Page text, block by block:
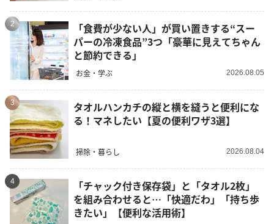
2
「食費が少ない人」が買い置きする“スー
パーの冷凍食品”3つ「豪華に見えてちゃん
と節約できる」
お金・学ぶ 2026.08.05
3
タオルハンカチの縦と横を縫うと便利にな
る！マネしたい【夏の便利ワザ3選】
掃除・暮らし 2026.08.04
4
「チャック付き保存袋」と「タオル2枚」
を組み合わせると…「快適だわ」「持ち歩
きたい」【便利な活用術】